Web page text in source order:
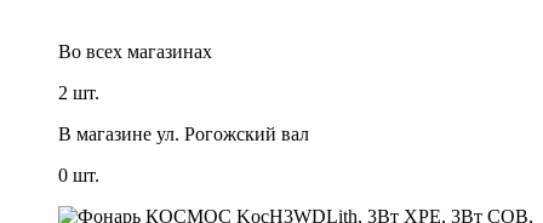
Во всех магазинах
2 шт.
В магазине ул. Рогожский вал
0 шт.